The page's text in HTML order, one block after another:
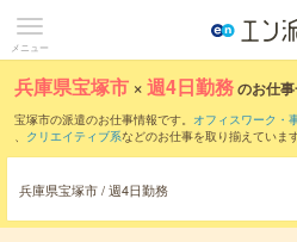
メニュー
兵庫県宝塚市 ×週4日勤務のお仕
宝塚市の派遣のお仕事情報です。 オフィスワーク・
、 クリエイティブ系などのお仕事を取り揃えていま
兵庫県宝塚市 / 週4日勤務